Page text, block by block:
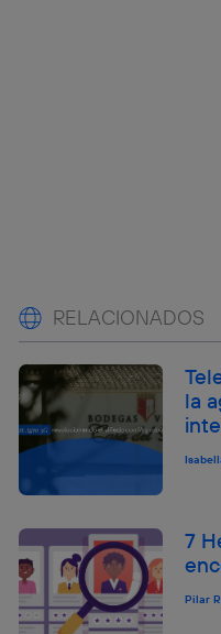
RELACIONADOS
la
7
Pilar